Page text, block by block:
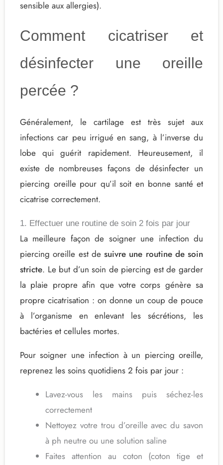
sensible aux allergies).
Comment cicatriser et
désinfecter une oreille
percée ?
Généralement, le cartilage est très sujet aux
infections car peu irrigué en sang, à l’inverse du
lobe qui guérit rapidement. Heureusement, il
existe de nombreuses façons dedésinfecter un
piercing oreille pour qu’il soit en bonne santé et
cicatrise correctement.
1. Effectuer une routine de soin 2 fois par jour
La meilleure façon de soigner une infection du
piercing oreille est de suivre une routine de soin
stricte. Le but d’un soin de piercing est de garder
la plaie propre afin que votre corps génère sa
propre cicatrisation : on donne un coup de pouce
à l’organisme en enlevant les sécrétions, les
bactéries et cellules mortes.
Pour soigner une infection à un piercing oreille,
reprenez les soins quotidiens 2 fois par jour :
Lavez-vous les mains puis séchez-les
correctement
Nettoyez votre trou d’oreille avec du savon
à ph neutre ou une solution saline
Faites attention au coton (coton tige et